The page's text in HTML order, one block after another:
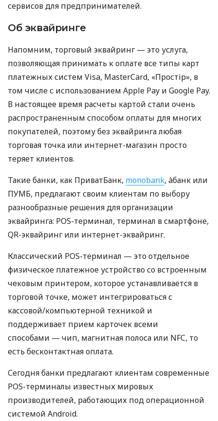
сервисов для предпринимателей.
Об эквайринге
Напомним, торговый эквайринг — это услуга,
позволяющая принимать к оплате все типы карт
платежных систем Visa, MasterCard, «Простір», в
том числе с использованием Apple Pay и Google Pay.
В настоящее время расчеты картой стали очень
распространенным способом оплаты для многих
покупателей, поэтому без эквайринга любая
торговая точка или интернет-магазин просто
теряет клиентов.
Такие банки, как ПриватБанк, monobank, àбанк или
ПУМБ, предлагают своим клиентам по выбору
разнообразные решения для организации
эквайринга: POS-терминал, терминал в смартфоне,
QR-эквайринг или интернет-эквайринг.
Классический POS-терминал — это отдельное
физическое платежное устройство со встроенным
чековым принтером, которое устанавливается в
торговой точке, может интегрироваться с
кассовой/компьютерной техникой и
поддерживает прием карточек всеми
способами — чип, магнитная полоса или NFC, то
есть бесконтактная оплата.
Сегодня банки предлагают клиентам современные
POS-терминалы известных мировых
производителей, работающих под операционной
системой Android.